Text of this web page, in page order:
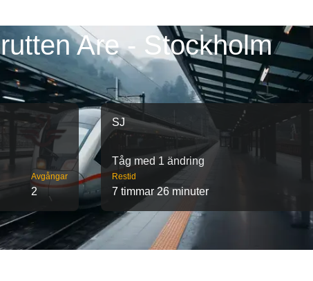
Are - Stockholm
Avgångar
2
SJ
Tåg med 1 ändring
Restid
7 timmar 26 minuter